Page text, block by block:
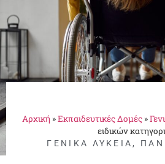
Αρχική »Εκπαιδευτικές Δομές»
ειδικών
ΓΕΝΙΚΆ ΛΎΚΕΙΑ ,